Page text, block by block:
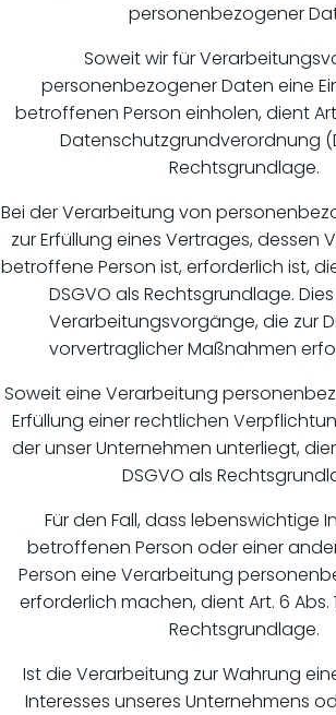
personenbezogener
Soweit wir für
personenbezogener Daten eine
betroffenen Person einholen, dient Art.
Datenschutzgrundverordnung
Rechtsgrundlage.
Bei der Verarbeitung von
zur Erfüllung eines Vertrages, dessen
betroffene Person ist, erforderlich ist,
DSGVO als Rechtsgrundlage.
Verarbeitungsvorgänge, die zur
vorvertraglicher Maßnahmen
Soweit eine Verarbeitung
Erfüllung einer rechtlichen
der unser Unternehmen unterliegt,
DSGVO als
Für den Fall, dass lebenswichtige
betroffenen Person oder einer
Person eine Verarbeitung
erforderlich machen, dient Art. 6 Abs.
Rechtsgrundlage.
Ist die Verarbeitung zur Wahrung
Interesses unseres Unternehmens